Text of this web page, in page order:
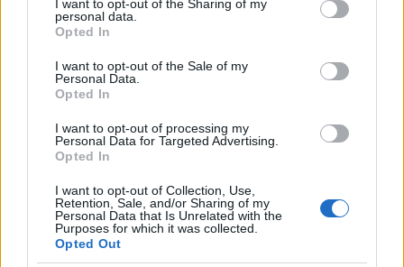
not limited to your visit or usage behaviour. You may click to
grant or deny consent to Google and its third-party tags to
use your data for below specified purposes in below Google
consent section.
I want to opt-out of the Sharing of my
personal data.
Opted In
I want to opt-out of the Sale of my
Personal Data.
Opted In
I want to opt-out of processing my
Personal Data for Targeted Advertising.
Opted In
I want to opt-out of Collection, Use,
Retention, Sale, and/or Sharing of my
Personal Data that Is Unrelated with the
Purposes for which it was collected.
Opted Out
darabot a svédHedda Krausz Sjögren
rakta össze,
és keze produceri minőségben is ott matat a
produkcióban. Szerbia mellett Albániát,
Horvátországot, Makedóniát, Koszovót és Bosznia-
Hercegovinát érinti a turné, amelynek neve is
sokatmondó: Tizenhat nap a nők elleni erőszak
jegyében. Szerbiában Niš, Novi Pazar és az Újvidéki
Színház ad otthont a majdnem-előadásnak.
Miért nem előadás?